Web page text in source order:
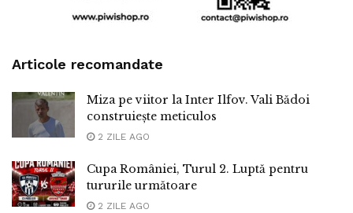
Articole recomandate
Miza pe viitor la Inter Ilfov. Vali Bădoi
construiește meticulos
2 ZILE AGO
Cupa României, Turul 2. Luptă pentru
tururile următoare
2 ZILE AGO